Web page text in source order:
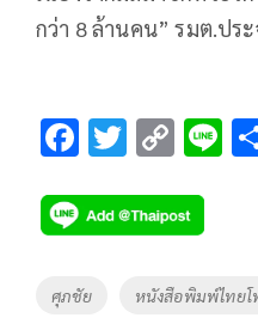
กว่า 8 ล้านคน” รมต.ปร
F
e
b
o
T
tt
er
C
p
y
Li
Li
Tags
ศุภชัย หนังสือพิมพ์ไทย